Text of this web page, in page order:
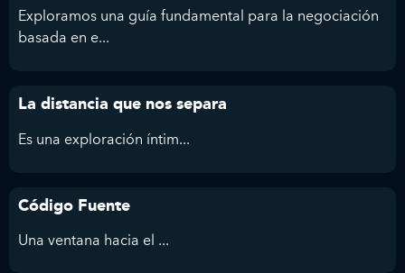
Exploramos una guía fundamental para la negociación
basada en e...
La distancia que nos separa
Esuna exploración íntim...
Código Fuente
Una ventana hacia el ...